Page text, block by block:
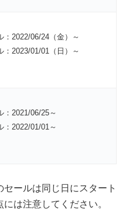
：2022/06/24（金）～
：2023/01/01（日）～
：2021/06/25～
：2022/01/01～
ールは同じ日にスタート
は注意してください。